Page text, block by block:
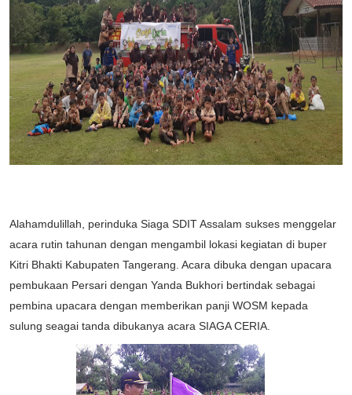
Alahamdulillah, perinduka Siaga SDIT Assalam sukses menggelar
acara rutin tahunan dengan mengambil lokasi kegiatan di buper
Kitri Bhakti Kabupaten Tangerang. Acara dibuka dengan upacara
pembukaan Persari dengan Yanda Bukhori bertindak sebagai
pembina upacara dengan memberikan panji WOSM kepada
sulung seagai tanda dibukanya acara SIAGA CERIA.